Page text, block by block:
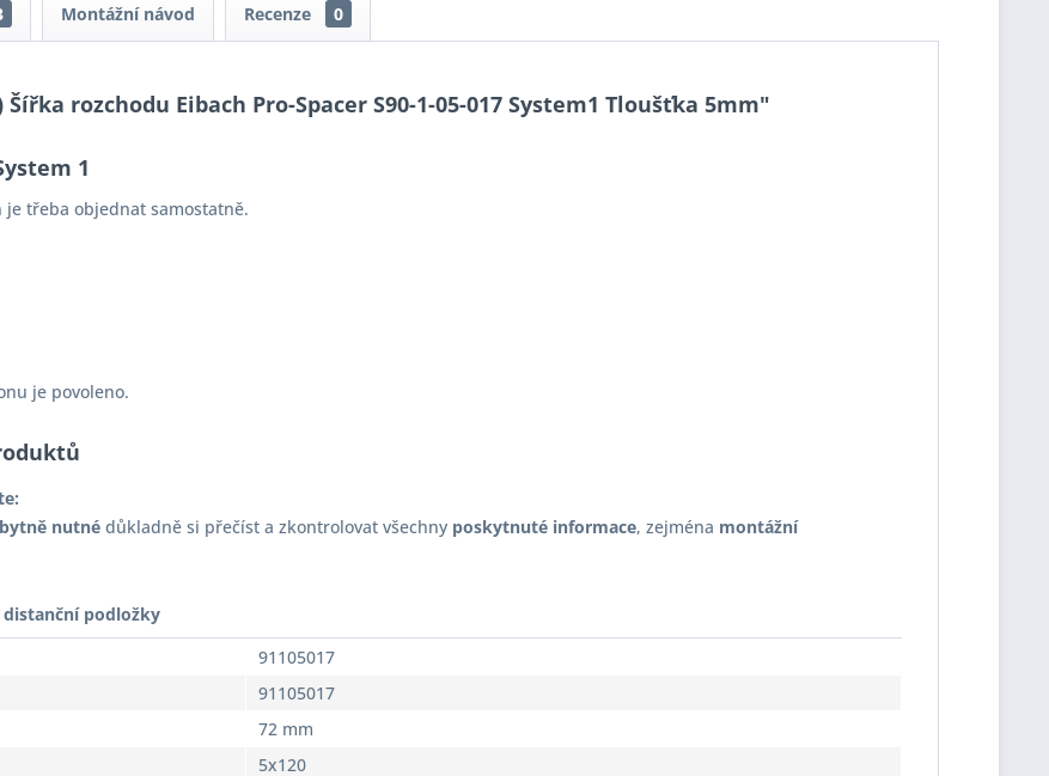
Montážní návod Recenze 0
Šířka rozchodu Eibach Pro-Spacer S90-1-05-017 System1 Tloušťka 5mm"
1
je třeba objednat samostatně.
je povoleno.
nutné důkladně si přečíst a zkontrolovat všechny poskytnuté informace, zejména montážní
distanční podložky
91105017
91105017
72 mm
5x120